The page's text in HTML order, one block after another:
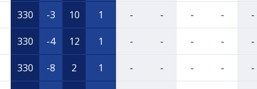
330 -3 10 1 - - - - -
330 -4 12 1 - - - - -
330 -8 2 1 - - - - -